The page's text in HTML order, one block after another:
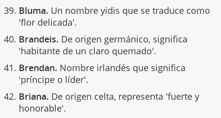
Bluma. Un nombre yidis que se traduce como
'flor delicada'.
Brandeis. De origen germánico, significa
'habitante de un claro quemado'.
Brendan. Nombre irlandés que significa
'príncipe o líder'.
Briana. De origen celta, representa 'fuerte y
honorable'.